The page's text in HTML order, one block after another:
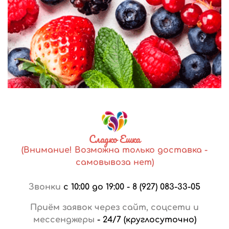
Сладко Ешка
(Внимание! Возможна только доставка -
самовывоза нет)
Звонки с 10:00 до 19:00 - 8 (927) 083-33-05
Приём заявок через сайт, соцсети и
мессенджеры - 24/7 (круглосуточно)